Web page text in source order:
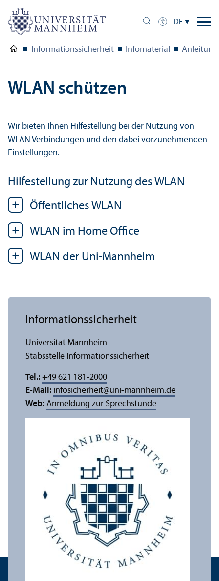
DE
Informations­sicherheit Infomaterial Anleitung
WLAN schützen
Wir bieten Ihnen Hilfestellung bei der Nutzung von
WLAN Verbindungen und den dabei vorzunehmenden
Einstellungen.
Hilfestellung zur Nutzung des WLAN
Öffentliches WLAN
WLAN im Home Office
WLAN der Uni-Mannheim
Informations­sicherheit
Universität Mannheim
Stabsstelle Informations­sicherheit
Tel.: +49 621 181-2000
E-Mail: infosicherheit@uni-mannheim.de
Web: Anmeldung zur Sprechstunde